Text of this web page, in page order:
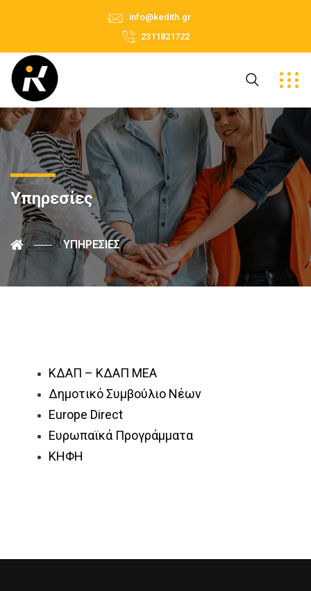
info@kedith.gr
2311821722
Υπηρεσίες
ΥΠΗΡΕΣΊΕΣ
ΚΔΑΠ – ΚΔΑΠ ΜΕΑ
Δημοτικό Συμβούλιο Νέων
Europe Direct
Ευρωπαϊκά Προγράμματα
ΚΗΦΗ